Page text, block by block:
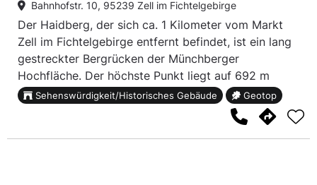
Bahnhofstr. 10, 95239 Zell im Fichtelgebirge
Der Haidberg, der sich ca. 1 Kilometer vom Markt
Zell im Fichtelgebirge entfernt befindet, ist ein lang
gestreckter Bergrücken der Münchberger
Hochfläche. Der höchste Punkt liegt auf 692 m
ü.N.N.Sehenswürdigkeit/Historisches Gebäude Geotop